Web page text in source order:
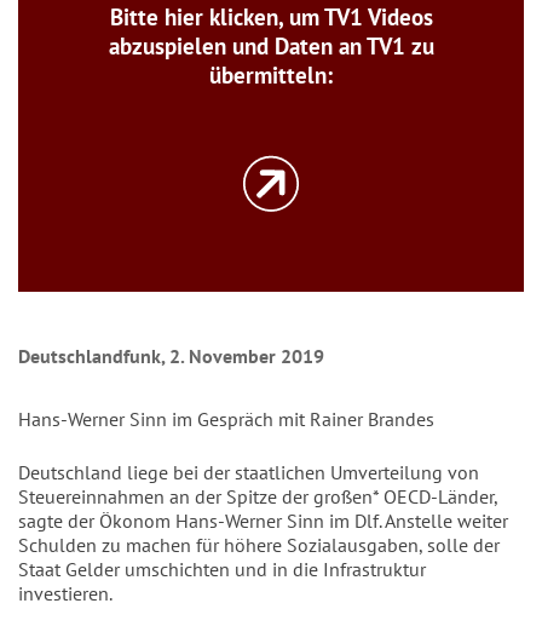
Bitte hier klicken, um TV1 Videos
abzuspielen und Daten an TV1 zu
übermitteln:
Deutschlandfunk, 2. November 2019
Hans-Werner Sinn im Gespräch mit Rainer Brandes
Deutschland liege bei der staatlichen Umverteilung von
Steuereinnahmen an der Spitze der großen* OECD-Länder,
sagte der Ökonom Hans-Werner Sinn im Dlf. Anstelle weiter
Schulden zu machen für höhere Sozialausgaben, solle der
Staat Gelder umschichten und in die Infrastruktur
investieren.